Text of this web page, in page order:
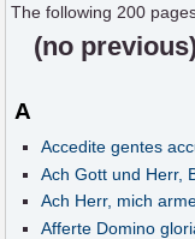
The following 200
(no previous
A
Accedite gentes
Ach Gott und Herr,
Ach Herr, mich
Afferte Domino